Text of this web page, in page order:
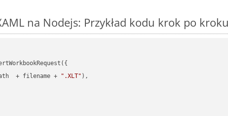
na Nodejs: Przykład kodu krok po
+ filename + ".XLT" ),